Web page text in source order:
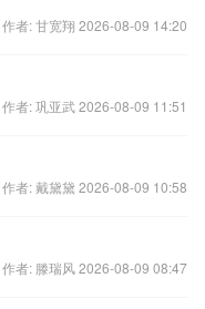
作者: 甘宽翔 2026-08-09 14:20
作者: 巩亚武 2026-08-09 11:51
作者: 戴黛黛 2026-08-09 10:58
作者: 滕瑞风 2026-08-09 08:47